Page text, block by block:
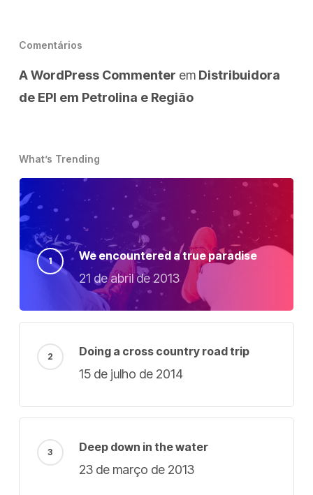
Comentários
A WordPress Commenter em Distribuidora
de EPI em Petrolina e Região
What’s Trending
We encountered a true paradise
21 de abril de 2013
Doing a cross country road trip
15 de julho de 2014
Deep down in the water
23 de março de 2013